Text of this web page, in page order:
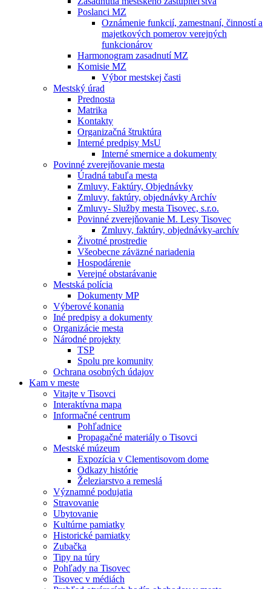
Poslanci MZ
Oznámenie funkcií, zamestnaní, činností a
majetkových pomerov verejných
funkcionárov
Harmonogram zasadnutí MZ
Komisie MZ
Výbor mestskej časti
Mestský úrad
Prednosta
Matrika
Kontakty
Organizačná štruktúra
Interné predpisy MsU
Interné smernice a dokumenty
Povinné zverejňovanie mesta
Úradná tabuľa mesta
Zmluvy, Faktúry, Objednávky
Zmluvy, faktúry, objednávky Archív
Zmluvy- Služby mesta Tisovec, s.r.o.
Povinné zverejňovanie M. Lesy Tisovec
Zmluvy, faktúry, objednávky-archív
Životné prostredie
Všeobecne záväzné nariadenia
Hospodárenie
Verejné obstarávanie
Mestská polícia
Dokumenty MP
Výberové konania
Iné predpisy a dokumenty
Organizácie mesta
Národné projekty
TSP
Spolu pre komunity
Ochrana osobných údajov
Kam v meste
Vitajte v Tisovci
Interaktívna mapa
Informačné centrum
Pohľadnice
Propagačné materiály o Tisovci
Mestské múzeum
Expozícia v Clementisovom dome
Odkazy histórie
Železiarstvo a remeslá
Významné podujatia
Stravovanie
Ubytovanie
Kultúrne pamiatky
Historické pamiatky
Zubačka
Tipy na túry
Pohľady na Tisovec
Tisovec v médiách